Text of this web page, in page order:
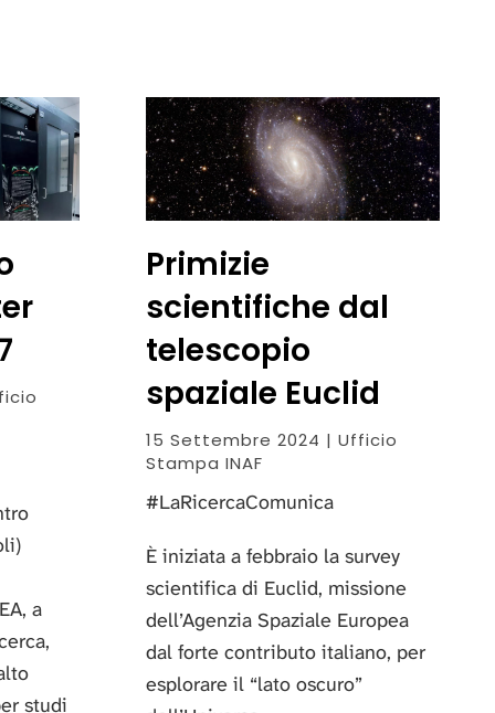
a
studi
Primizie
scientifiche dal
telescopio
spaziale Euclid
15 Settembre 2024 | Ufficio
Stampa INAF
#LaRicercaComunica
È iniziata a febbraio la survey
scientifica di Euclid, missione
dell’Agenzia Spaziale Europea
dal forte contributo italiano, per
esplorare il “lato oscuro”